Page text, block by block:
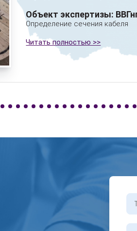
Объект экспертизы:
Определение сечения кабеля
Читать полностью >>